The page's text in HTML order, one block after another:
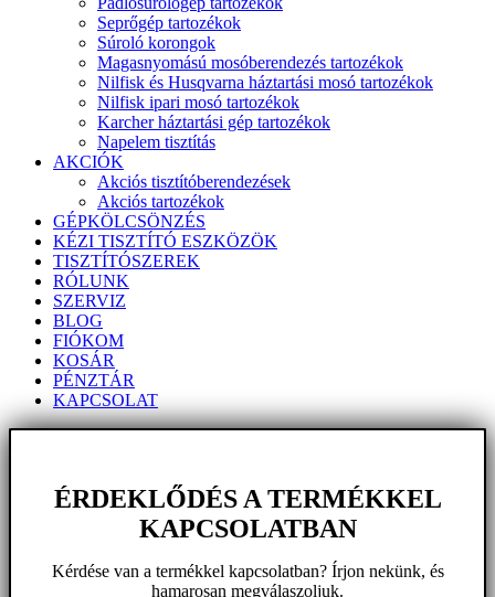
Seprőgép tartozékok
Súroló korongok
Magasnyomású mosóberendezés tartozékok
Nilfisk és Husqvarna háztartási mosó tartozékok
Nilfisk ipari mosó tartozékok
Karcher háztartási gép tartozékok
Napelem tisztítás
AKCIÓK
Akciós tisztítóberendezések
Akciós tartozékok
GÉPKÖLCSÖNZÉS
KÉZI TISZTÍTÓ ESZKÖZÖK
TISZTÍTÓSZEREK
RÓLUNK
SZERVIZ
BLOG
FIÓKOM
KOSÁR
PÉNZTÁR
KAPCSOLAT
ÉRDEKLŐDÉS A TERMÉKKEL
KAPCSOLATBAN
Kérdése van a termékkel kapcsolatban? Írjon nekünk, és
hamarosan megválaszoljuk.